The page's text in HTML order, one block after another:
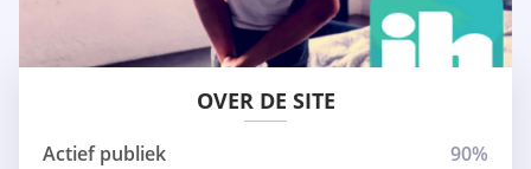
OVER DE SITE
Actief publiek
90%